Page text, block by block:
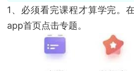
1、必须看完课程才算学完。
app首页点击专题。